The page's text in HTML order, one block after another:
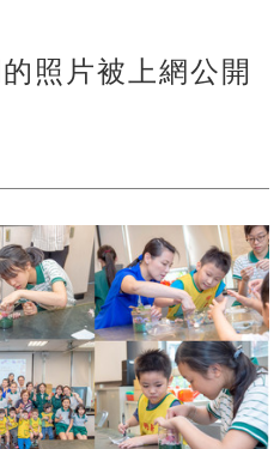
照片被上網公開